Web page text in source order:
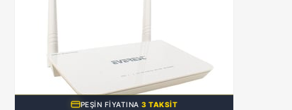
PEŞIN FIYATINA3 TAKSIT